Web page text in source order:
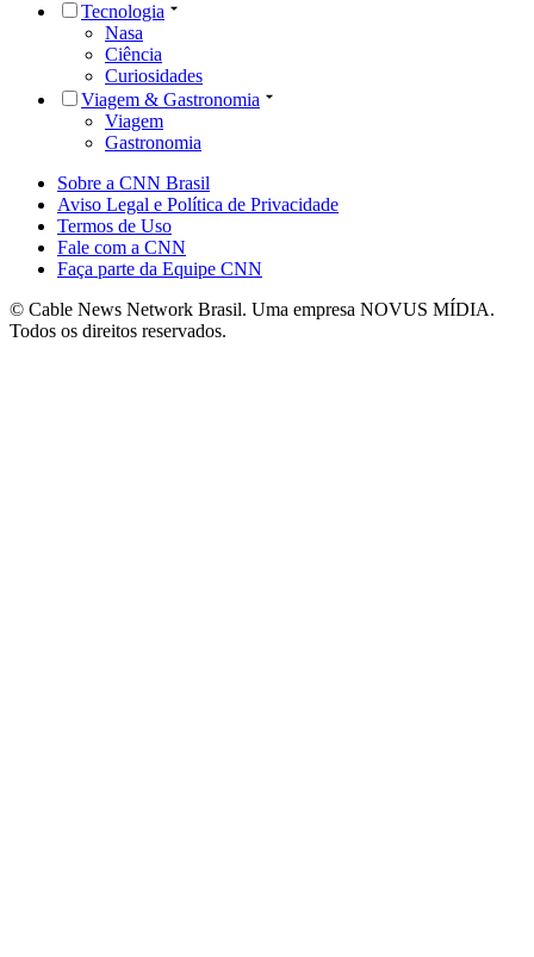
Tecnologia
Nasa
Ciência
Curiosidades
Viagem & Gastronomia
Viagem
Gastronomia
Sobre a CNN Brasil
Aviso Legal e Política de Privacidade
Termos de Uso
Fale com a CNN
Faça parte da Equipe CNN
© Cable News Network Brasil. Uma empresa NOVUS MÍDIA.
Todos os direitos reservados.